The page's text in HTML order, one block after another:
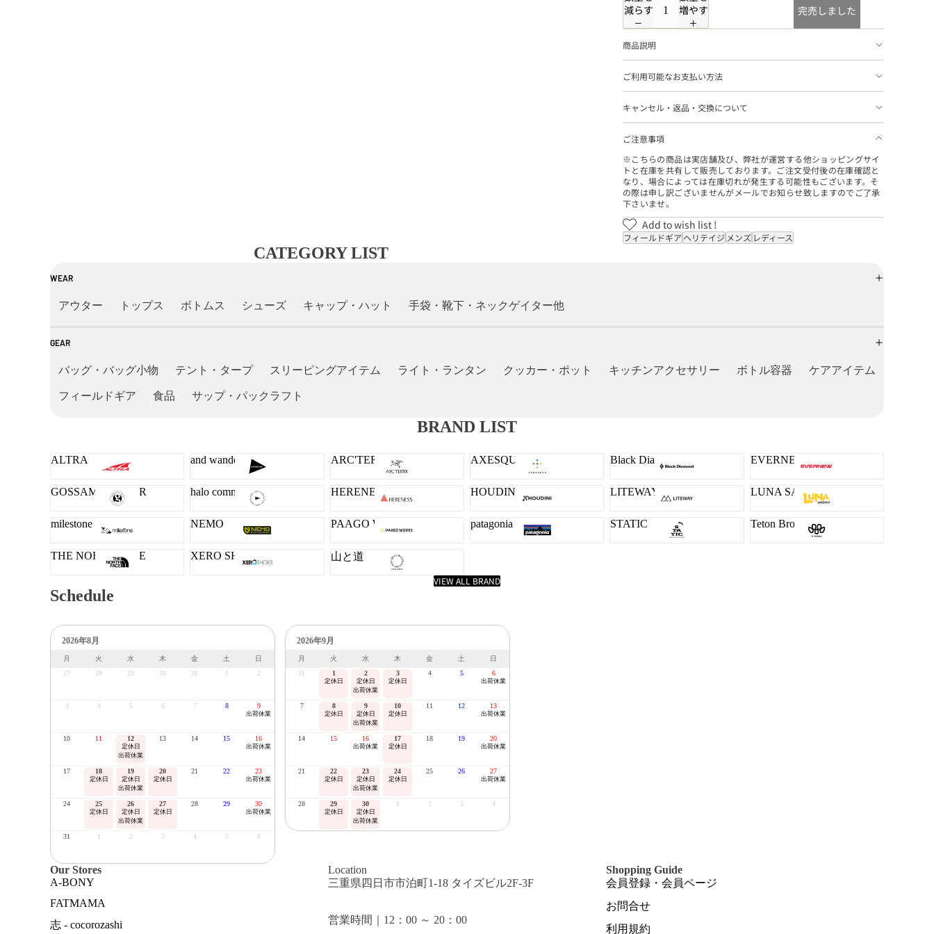
減らす
増やす
完売しました
商品説明
ご利用可能なお支払い方法
キャンセル・返品・交換について
ご注意事項
※こちらの商品は実店舗及び、弊社が運営する他ショッピングサイ
トと在庫を共有して販売しております。ご注文受付後の在庫確認と
なり、場合によっては在庫切れが発生する可能性もございます。そ
の際は申し訳ございませんがメールでお知らせ致しますのでご了承
下さいませ。
Add to wish list !
フィールドギア ヘリテイジ メンズ レディース
CATEGORY LIST
WEAR
アウター トップス ボトムス シューズ キャップ・ハット 手袋・靴下・ネックゲイター他
GEAR
バッグ・バッグ小物 テント・タープ スリーピングアイテム ライト・ランタン クッカー・ポット キッチンアクセサリー ボトル容器 ケアアイテム
フィールドギア 食品 サップ・パックラフト
BRAND LIST
ALTRA and wander ARC'TERYX AXESQUIN Black Diamond EVERNEW
GOSSAMER GEAR halo commodity HERENESS HOUDINI LITEWAY LUNA SANDALS
milestone NEMO PAAGO WORKS patagonia STATIC Teton Bros.
THE NORTH FACE XERO SHOES 山と道
VIEW ALL BRAND
Schedule
2026年8月
月 火 水 木 金 土
日
27
28 29 30 31 1 2
3 4 5 6 7 8 9
出荷休業
10 11 12
定休日
出荷休業
13 14 15 16
出荷休業
17 18
定休日
19
定休日
出荷休業
20
定休日
21 22 23
出荷休業
24 25
定休日
26
定休日
出荷休業
27
定休日
28 29 30
出荷休業
31 1 2 3 4 5 6
2026年9月
月 火 水 木 金 土
日
31
1
定休日
2
定休日
出荷休業
3
定休日
4 5 6
出荷休業
7 8
定休日
9
定休日
出荷休業
10
定休日
11 12 13
出荷休業
14 15 16
出荷休業
17
定休日
18 19 20
出荷休業
21 22
定休日
23
定休日
出荷休業
24
定休日
25 26 27
出荷休業
28 29
定休日
30
定休日
出荷休業
1 2 3 4
Our Stores
A-BONY
FATMAMA
志 - cocorozashi
Location
三重県四日市市泊町1-18 タイズビル2F-3F
営業時間｜12：00 ～ 20：00
Shopping Guide
会員登録・会員ページ
お問合せ
利用規約